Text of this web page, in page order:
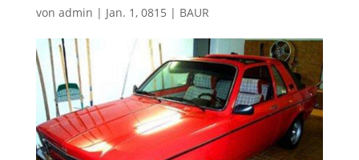
von admin | Jan. 1, 0815 | BAUR